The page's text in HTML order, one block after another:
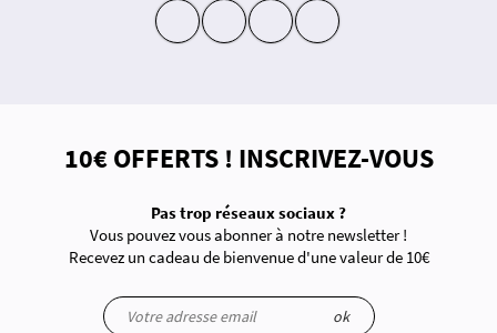
insta fb yt in
10€ OFFERTS ! INSCRIVEZ-VOUS
Pas trop réseaux sociaux ?
Vous pouvez vous abonner à notre newsletter !
Recevez un cadeau de bienvenue d'une valeur de 10€
ok